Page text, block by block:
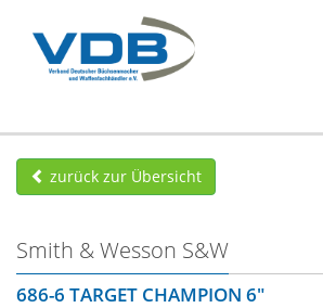
zurück zur Übersicht
Smith & Wesson S&W
686-6 TARGET CHAMPION 6"